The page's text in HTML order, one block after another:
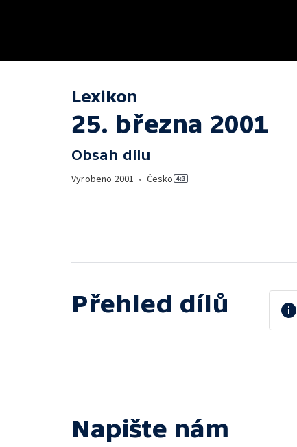
Lexikon
25. března 2001
Obsah dílu
Vyrobeno 2001 • Česko
Přehled dílů
Napište nám